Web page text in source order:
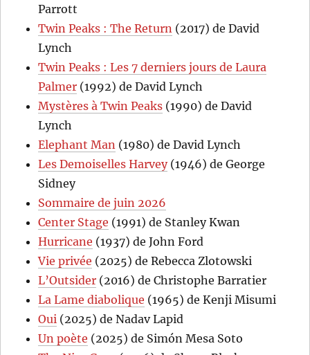
Parrott
Twin Peaks : The Return (2017) de David
Lynch
Twin Peaks : Les 7 derniers jours de Laura
Palmer (1992) de David Lynch
Mystères à Twin Peaks (1990) de David
Lynch
Elephant Man (1980) de David Lynch
Les Demoiselles Harvey(1946) de George
Sidney
Sommaire de juin 2026
Center Stage (1991) de Stanley Kwan
Hurricane (1937) de John Ford
Vie privée (2025) de Rebecca Zlotowski
L’Outsider (2016) de Christophe Barratier
La Lame diabolique (1965) de Kenji Misumi
Oui (2025) de Nadav Lapid
Un poète (2025) de Simón Mesa Soto